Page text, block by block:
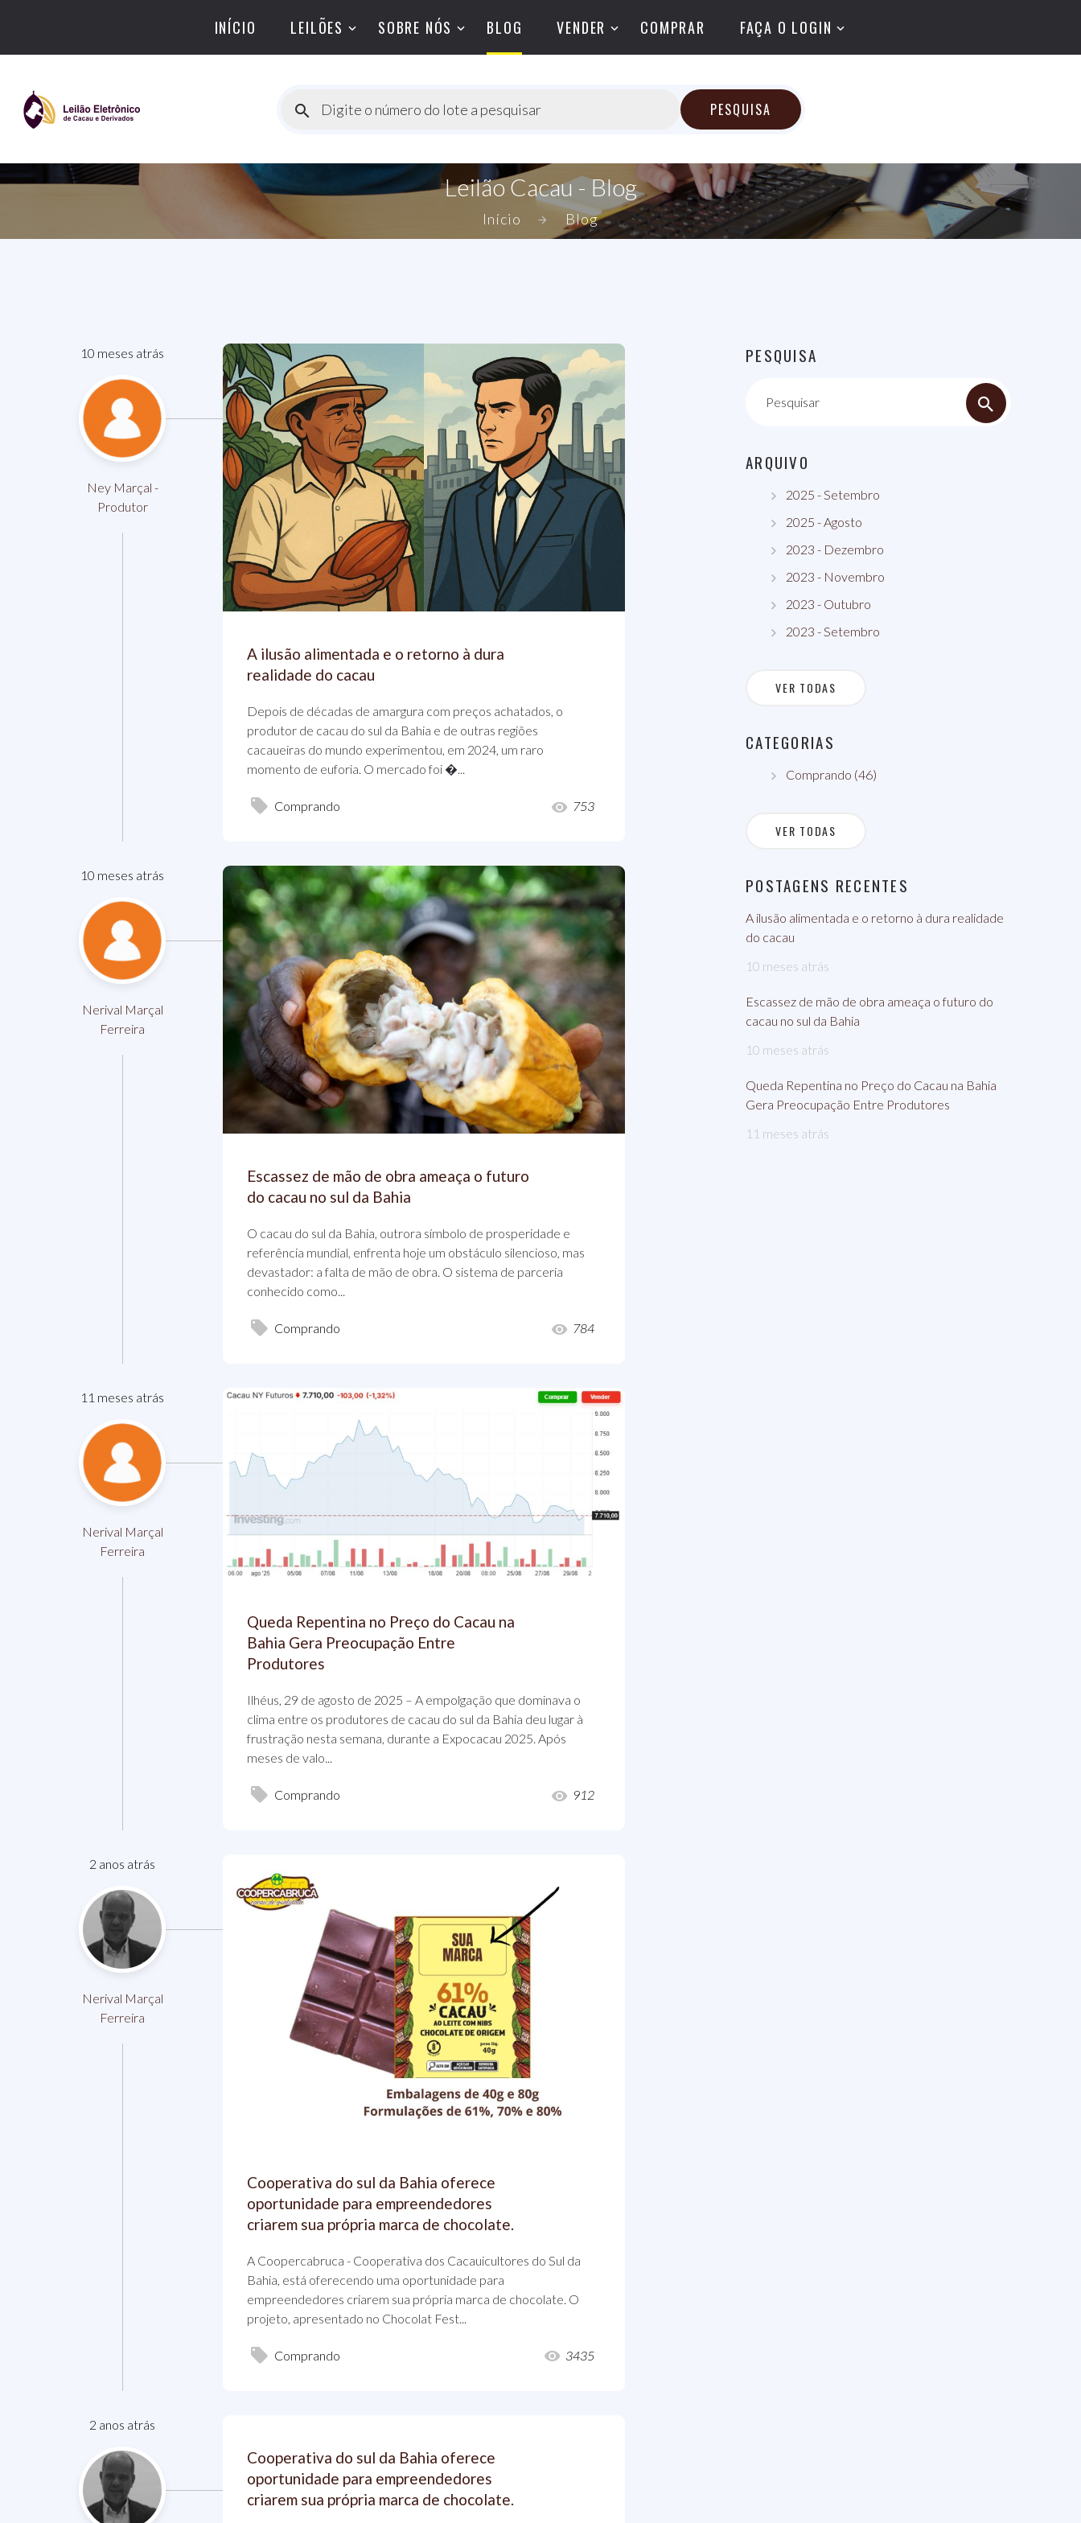
INÍCIO LEILÕES SOBRE NÓS BLOG VENDER COMPRAR FAÇA O LOGIN
Digite o número do lote a pesquisar PESQUISA
Leilão Cacau - Blog
Início Blog
10 meses atrás
Ney Marçal -
Produtor
A ilusão alimentada e o retorno à dura
realidade do cacau
Depois de décadas de amargura com preços achatados, o
produtor de cacau do sul da Bahia e de outras regiões
cacaueiras do mundo experimentou, em 2024, um raro
momento de euforia. O mercado foi �...
Comprando 753
10 meses atrás
Nerival Marçal
Ferreira
Escassez de mão de obra ameaça o futuro
do cacau no sul da Bahia
O cacau do sul da Bahia, outrora símbolo de prosperidade e
referência mundial, enfrenta hoje um obstáculo silencioso, mas
devastador: a falta de mão de obra. O sistema de parceria
conhecido como...
Comprando 784
11 meses atrás
Nerival Marçal
Ferreira
Queda Repentina no Preço do Cacau na
Bahia Gera Preocupação Entre
Produtores
Ilhéus, 29 de agosto de 2025 – A empolgação que dominava o
clima entre os produtores de cacau do sul da Bahia deu lugar à
frustração nesta semana, durante a Expocacau 2025. Após
meses de valo...
Comprando 912
2 anos atrás
Nerival Marçal
Ferreira
Cooperativa do sul da Bahia oferece
oportunidade para empreendedores
criarem sua própria marca de chocolate.
A Coopercabruca - Cooperativa dos Cacauicultores do Sul da
Bahia, está oferecendo uma oportunidade para
empreendedores criarem sua própria marca de chocolate. O
projeto, apresentado no Chocolat Fest...
Comprando 3435
2 anos atrás
Cooperativa do sul da Bahia oferece
oportunidade para empreendedores
criarem sua própria marca de chocolate.
PESQUISA
Pesquisar
ARQUIVO
2025 - Setembro
2025 - Agosto
2023 - Dezembro
2023 - Novembro
2023 - Outubro
2023 - Setembro
VER TODAS
CATEGORIAS
Comprando (46)
VER TODAS
POSTAGENS RECENTES
A ilusão alimentada e o retorno à dura realidade
do cacau
10 meses atrás
Escassez de mão de obra ameaça o futuro do
cacau no sul da Bahia
10 meses atrás
Queda Repentina no Preço do Cacau na Bahia
Gera Preocupação Entre Produtores
11 meses atrás